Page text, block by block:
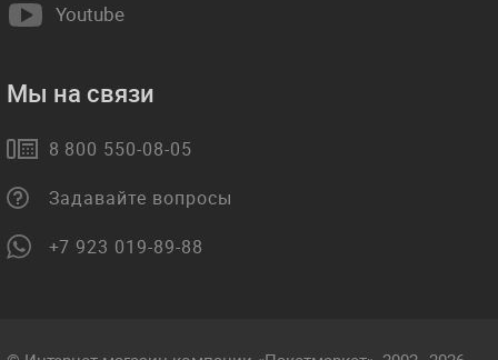
Youtube
Мы на связи
8 800 550-08-05
Задавайте вопросы
+7 923 019-89-88